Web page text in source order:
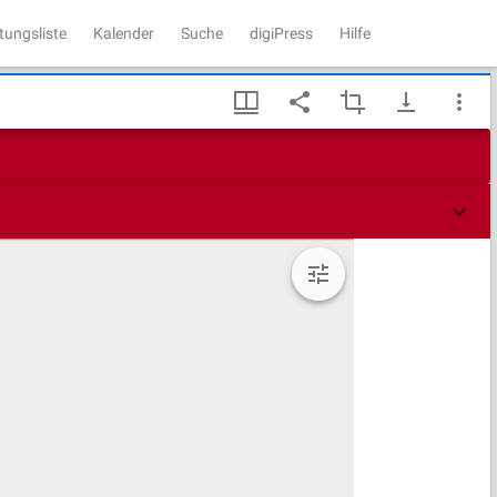
Kalender Suche digiPress Hilfe